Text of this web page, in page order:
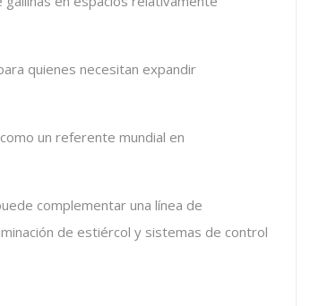
quienes necesitan expandir
un referente mundial en
complementar una línea de
de estiércol y sistemas de control